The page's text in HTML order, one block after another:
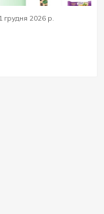
2026 р.